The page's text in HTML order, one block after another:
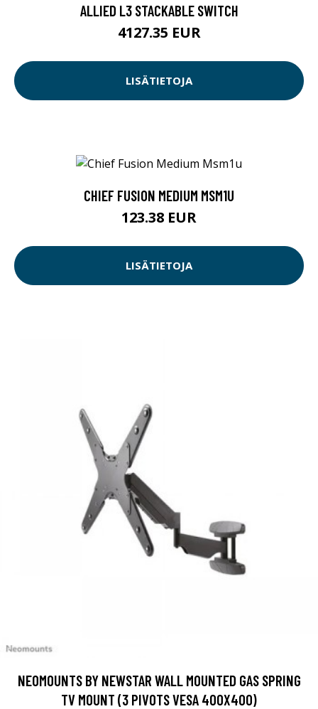
ALLIED L3 STACKABLE SWITCH
4127.35 EUR
LISÄTIETOJA
CHIEF FUSION MEDIUM MSM1U
123.38 EUR
LISÄTIETOJA
NEOMOUNTS BY NEWSTAR WALL MOUNTED GAS SPRING
TV MOUNT (3 PIVOTS VESA 400X400)